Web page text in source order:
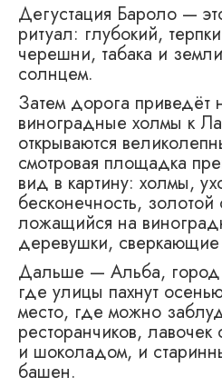
Дегустация Бароло —
ритуал: глубокий,
черешни, табака и
солнцем.
Затем дорога приведёт
виноградные холмы к
открываются
смотровая площадка
вид в картину: холмы,
бесконечность, золотой
ложащийся на
деревушки,
Дальше — Альба,
где улицы пахнут
место, где можно
ресторанчиков,
и шоколадом, и
башен.